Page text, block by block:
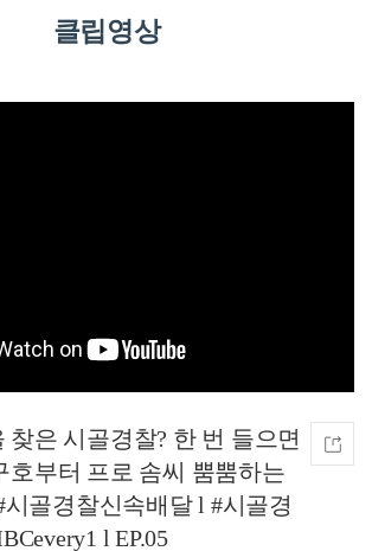
클립영상
찾은 시골경찰? 한 번 들으면
호부터 프로 솜씨 뿜뿜하는
시골경찰신속배달 l #시골경
l EP.05